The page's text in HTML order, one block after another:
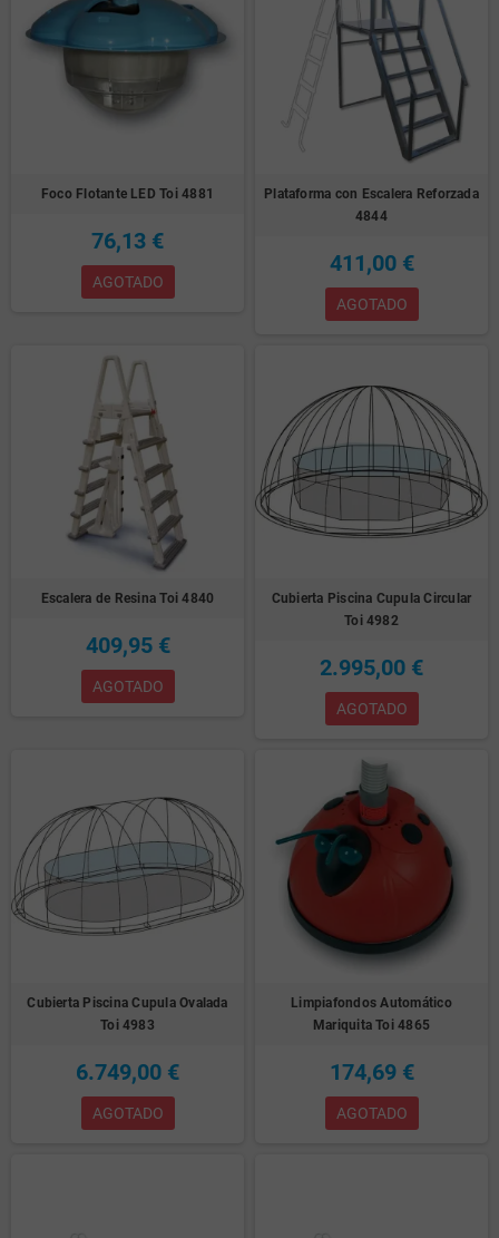
Foco Flotante LED Toi 4881
76,13 €
AGOTADO
Plataforma con Escalera Reforzada
4844
411,00 €
AGOTADO
Escalera de Resina Toi 4840
409,95 €
AGOTADO
Cubierta Piscina Cupula Circular
Toi 4982
2.995,00 €
AGOTADO
Cubierta Piscina Cupula Ovalada
Toi 4983
6.749,00 €
AGOTADO
Limpiafondos Automático
Mariquita Toi 4865
174,69 €
AGOTADO